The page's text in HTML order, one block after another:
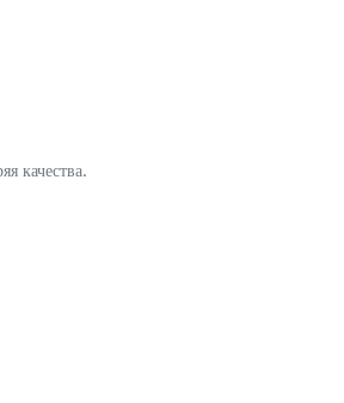
качества.